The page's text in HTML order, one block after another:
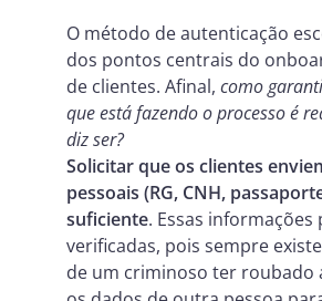
O método de autenticação
dos pontos centrais do
de clientes. Afinal, como
que está fazendo o processo é
diz ser?
Solicitar que os clientes
pessoais (RG, CNH,
suficiente. Essas informações
verificadas, pois sempre
de um criminoso ter roubado